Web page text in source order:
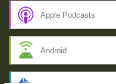
Apple Podcasts
Android